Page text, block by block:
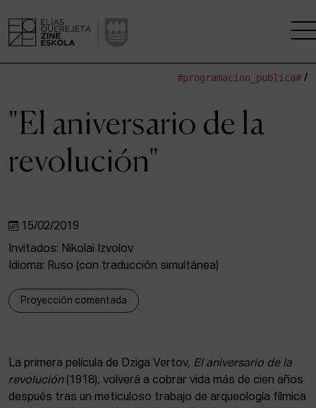
CENTRO DE INVESTIGACIÓN
ESTUDIOS
COMUNIDAD
Admisión
Intranet
EUS ESP ENG
#programacion_publica#/
"El aniversario de la
revolución"
15/02/2019
Invitados: Nikolai Izvolov
Idioma: Ruso (con traducción simultánea)
Proyección comentada
La primera película de Dziga Vertov, El aniversario de la
revolución(1918), volverá a cobrar vida más de cien años
después tras un meticuloso trabajo de arqueología fílmica